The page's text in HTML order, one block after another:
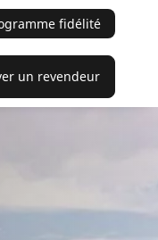
fidélité
un revendeur